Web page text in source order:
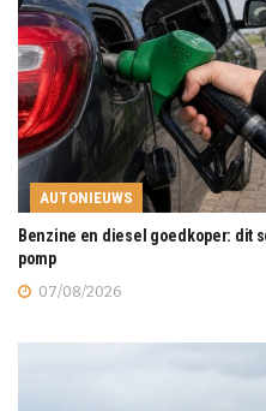
AUTONIEUWS
Benzine en diesel goedkoper: dit
pomp
07/08/2026